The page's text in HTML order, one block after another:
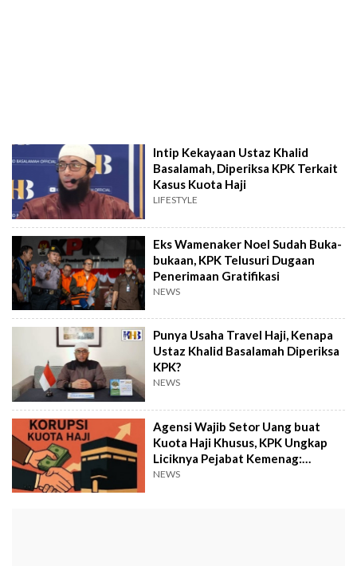
Intip Kekayaan Ustaz Khalid
Basalamah, Diperiksa KPK Terkait
Kasus Kuota Haji
LIFESTYLE
Eks Wamenaker Noel Sudah Buka-
bukaan, KPK Telusuri Dugaan
Penerimaan Gratifikasi
NEWS
Punya Usaha Travel Haji, Kenapa
Ustaz Khalid Basalamah Diperiksa
KPK?
NEWS
Agensi Wajib Setor Uang buat
Kuota Haji Khusus, KPK Ungkap
Liciknya Pejabat Kemenag:
Sewenang-Wenang
NEWS